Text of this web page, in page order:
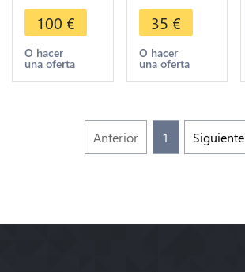
Company
Wales 1/2
Pice 1810
Penang
100 €
O hacer
una oferta
Protectorate
Cent 1889
H Heaton -
>Make
35 €
O hacer
una oferta
Anterior 1 Siguiente